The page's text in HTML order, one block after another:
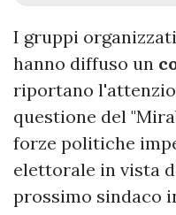
I gruppi
hanno diffuso un
riportano
questione del
forze politiche
elettorale in vista
prossimo sindaco